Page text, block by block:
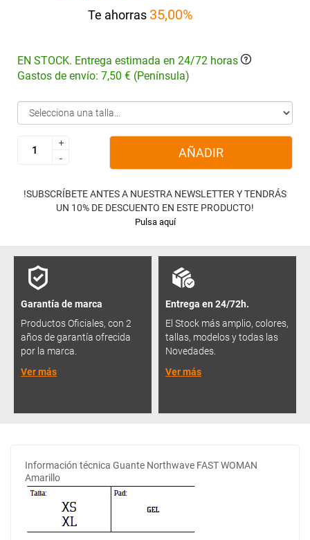
Te ahorras 35,00%
EN STOCK. Entrega estimada en 24/72 horas
Gastos de envío: 7,50 € (Península)
+
-
+
-
AÑADIR
!SUBSCRÍBETE ANTES A NUESTRA NEWSLETTER Y TENDRÁS
UN 10% DE DESCUENTO EN ESTE PRODUCTO!
Pulsa aquí
Garantía de marca
Productos Oficiales, con 2
años de garantía ofrecida
por la marca.
Ver más
Entrega en 24/72h.
El Stock más amplio, colores,
tallas, modelos y todas las
Novedades.
Ver más
Información técnica Guante Northwave FAST WOMAN
Amarillo